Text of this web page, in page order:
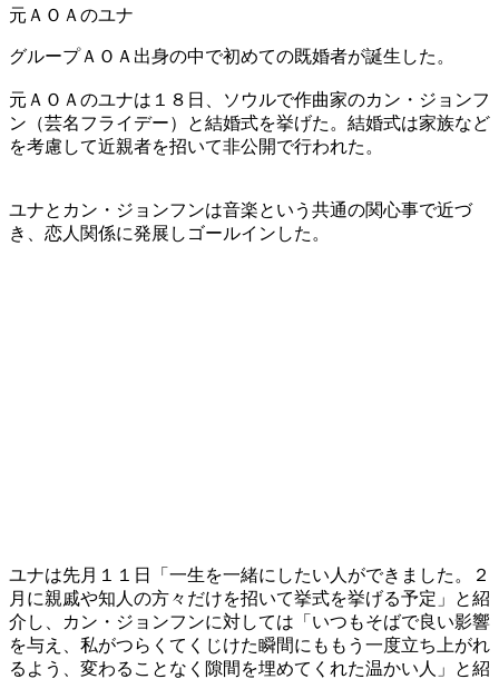
元ＡＯＡのユナ
グループＡＯＡ出身の中で初めての既婚者が誕生した。
​元ＡＯＡのユナは１８日、ソウルで作曲家のカン・ジョンフ
ン（芸名フライデー）と結婚式を挙げた。結婚式は家族など
を考慮して近親者を招いて非公開で行われた。
​ユナとカン・ジョンフンは音楽という共通の関心事で近づ
き、恋人関係に発展しゴールインした。
​ユナは先月１１日「一生を一緒にしたい人ができました。２
月に親戚や知人の方々だけを招いて挙式を挙げる予定」と紹
介し、カン・ジョンフンに対しては「いつもそばで良い影響
を与え、私がつらくてくじけた瞬間にももう一度立ち上がれ
るよう、変わることなく隙間を埋めてくれた温かい人」と紹